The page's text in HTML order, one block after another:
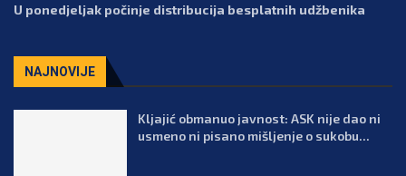
U ponedjeljak počinje distribucija besplatnih udžbenika
NAJNOVIJE
Kljajić obmanuo javnost: ASK nije dao ni
usmeno ni pisano mišljenje o sukobu...